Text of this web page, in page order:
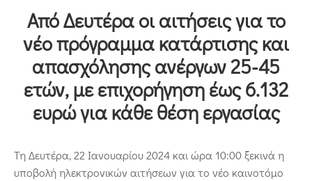
Από Δευτέρα οι αιτήσεις για το
νέο πρόγραμμα κατάρτισης και
απασχόλησης ανέργων 25-45
ετών, με επιχορήγηση έως 6.132
ευρώ για κάθε θέση εργασίας
Τη Δευτέρα, 22 Ιανουαρίου 2024 και ώρα 10:00 ξεκινά η
υποβολή ηλεκτρονικών αιτήσεων για το νέο καινοτόμο